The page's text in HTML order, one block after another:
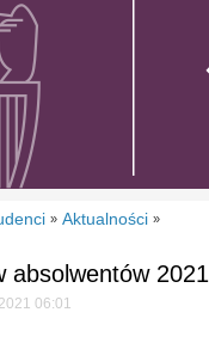
» Aktualności »
absolwentów 2021
06:01